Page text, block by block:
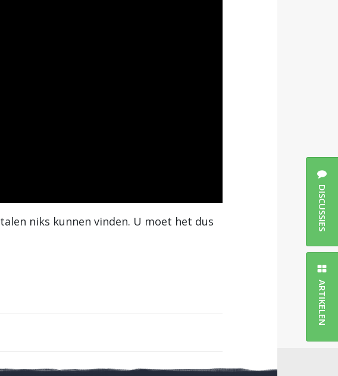
niks kunnen vinden. U moet het dus
DISCUSSIES
ARTIKELEN